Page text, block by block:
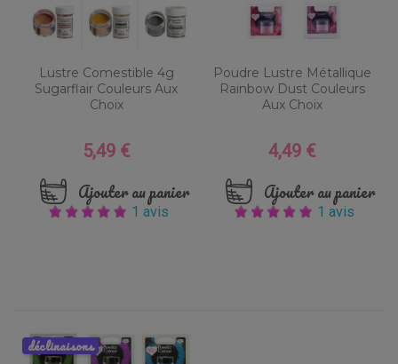
Lustre Comestible 4g
Sugarflair Couleurs Aux
Choix
Prix
5,49 €
Ajouter au panier
1 avis
Poudre Lustre Métallique
Rainbow Dust Couleurs
Aux Choix
Prix
4,49 €
Ajouter au panier
1 avis
déclinaisons